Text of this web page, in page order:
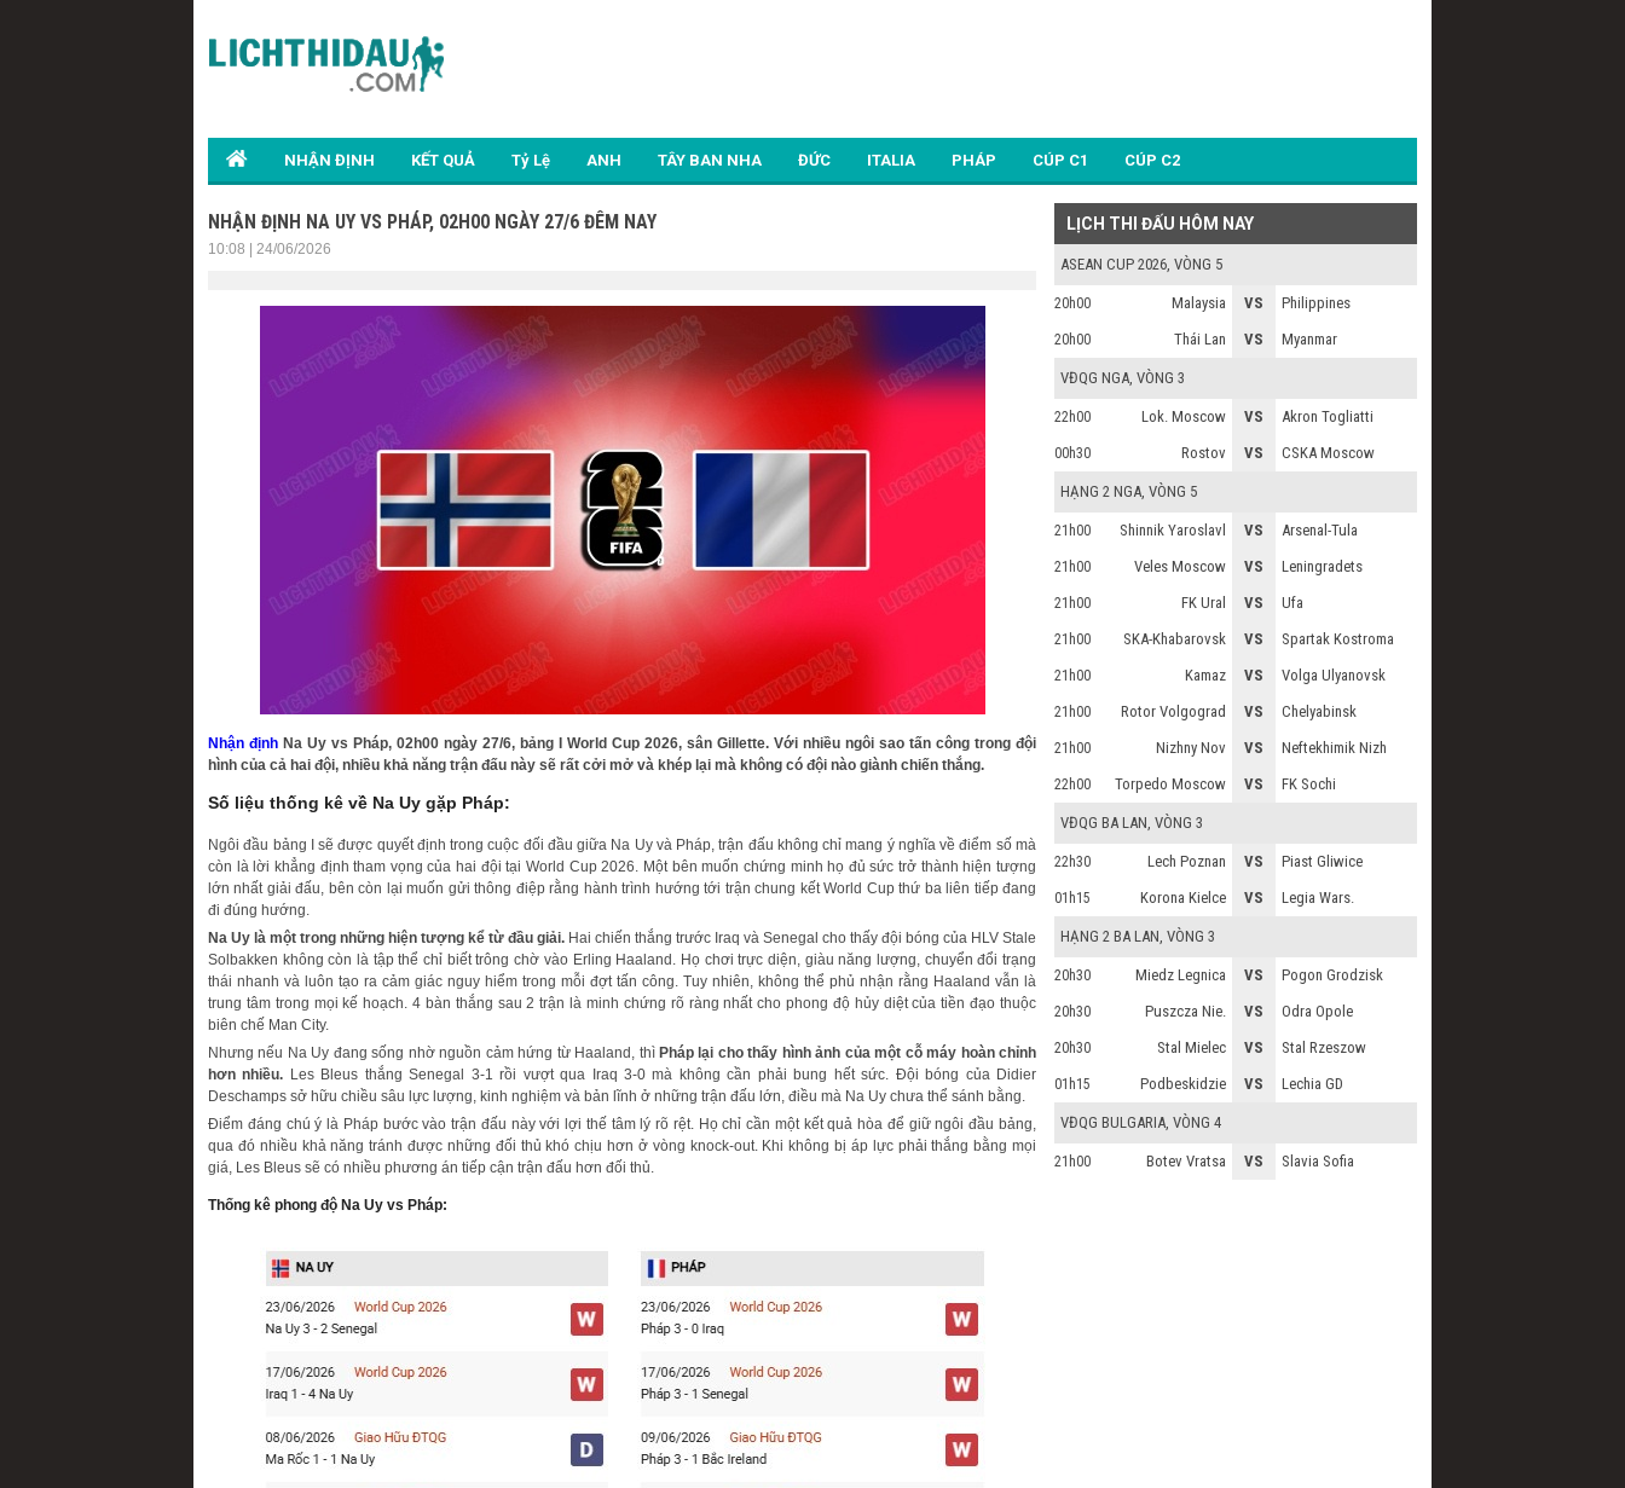
NHẬN ĐỊNH KẾT QUẢ Tỷ Lệ ANH TÂY BAN NHA ĐỨC ITALIA PHÁP CÚP C1 CÚP C2
NHẬN ĐỊNH NA UY VS PHÁP, 02H00 NGÀY 27/6 ĐÊM NAY
10:08 | 24/06/2026
Nhận định Na Uy vs Pháp, 02h00 ngày 27/6, bảng I World Cup 2026, sân Gillette. Với nhiều ngôi sao tấn công trong đội
hình của cả hai đội, nhiều khả năng trận đấu này sẽ rất cởi mở và khép lại mà không có đội nào giành chiến thắng.
Số liệu thống kê về Na Uy gặp Pháp:
Ngôi đầu bảng I sẽ được quyết định trong cuộc đối đầu giữa Na Uy và Pháp, trận đấu không chỉ mang ý nghĩa về điểm số mà
còn là lời khẳng định tham vọng của hai đội tại World Cup 2026. Một bên muốn chứng minh họ đủ sức trở thành hiện tượng
lớn nhất giải đấu, bên còn lại muốn gửi thông điệp rằng hành trình hướng tới trận chung kết World Cup thứ ba liên tiếp đang
đi đúng hướng.
Na Uy là một trong những hiện tượng kể từ đầu giải. Hai chiến thắng trước Iraq và Senegal cho thấy đội bóng của HLV Stale
Solbakken không còn là tập thể chỉ biết trông chờ vào Erling Haaland. Họ chơi trực diện, giàu năng lượng, chuyển đổi trạng
thái nhanh và luôn tạo ra cảm giác nguy hiểm trong mỗi đợt tấn công. Tuy nhiên, không thể phủ nhận rằng Haaland vẫn là
trung tâm trong mọi kế hoạch. 4 bàn thắng sau 2 trận là minh chứng rõ ràng nhất cho phong độ hủy diệt của tiền đạo thuộc
biên chế Man City.
Nhưng nếu Na Uy đang sống nhờ nguồn cảm hứng từ Haaland, thì Pháp lại cho thấy hình ảnh của một cỗ máy hoàn chỉnh
hơn nhiều. Les Bleus thắng Senegal 3-1 rồi vượt qua Iraq 3-0 mà không cần phải bung hết sức. Đội bóng của Didier
Deschamps sở hữu chiều sâu lực lượng, kinh nghiệm và bản lĩnh ở những trận đấu lớn, điều mà Na Uy chưa thể sánh bằng.
Điểm đáng chú ý là Pháp bước vào trận đấu này với lợi thế tâm lý rõ rệt. Họ chỉ cần một kết quả hòa để giữ ngôi đầu bảng,
qua đó nhiều khả năng tránh được những đối thủ khó chịu hơn ở vòng knock-out. Khi không bị áp lực phải thắng bằng mọi
giá, Les Bleus sẽ có nhiều phương án tiếp cận trận đấu hơn đối thủ.
Thống kê phong độ Na Uy vs Pháp:
LỊCH THI ĐẤU HÔM NAY
ASEAN CUP 2026, VÒNG 5
20h00 Malaysia VS Philippines
20h00 Thái Lan VS Myanmar
VĐQG NGA, VÒNG 3
22h00 Lok. Moscow VS Akron Togliatti
00h30 Rostov VS CSKA Moscow
HẠNG 2 NGA, VÒNG 5
21h00 Shinnik Yaroslavl VS Arsenal-Tula
21h00 Veles Moscow VS Leningradets
21h00 FK Ural VS Ufa
21h00 SKA-Khabarovsk VS Spartak Kostroma
21h00 Kamaz VS Volga Ulyanovsk
21h00 Rotor Volgograd VS Chelyabinsk
21h00 Nizhny Nov VS Neftekhimik Nizh
22h00 Torpedo Moscow VS FK Sochi
VĐQG BA LAN, VÒNG 3
22h30 Lech Poznan VS Piast Gliwice
01h15 Korona Kielce VS Legia Wars.
HẠNG 2 BA LAN, VÒNG 3
20h30 Miedz Legnica VS Pogon Grodzisk
20h30 Puszcza Nie. VS Odra Opole
20h30 Stal Mielec VS Stal Rzeszow
01h15 Podbeskidzie VS Lechia GD
VĐQG BULGARIA, VÒNG 4
21h00 Botev Vratsa VS Slavia Sofia